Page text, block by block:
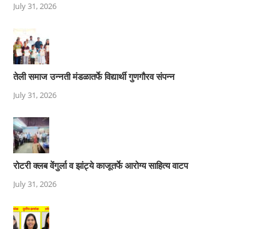
July 31, 2026
तेली समाज उन्नती मंडळातर्फे विद्यार्थी गुणगौरव संपन्न
July 31, 2026
रोटरी क्लब वेंगुर्ला व झांट्ये काजूतर्फे आरोग्य साहित्य वाटप
July 31, 2026